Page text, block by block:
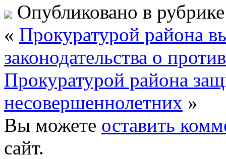
Опубликовано в
« Прокуратурой района
законодательства о
Прокуратурой района
несовершеннолетних »
Вы можете оставить
сайт.